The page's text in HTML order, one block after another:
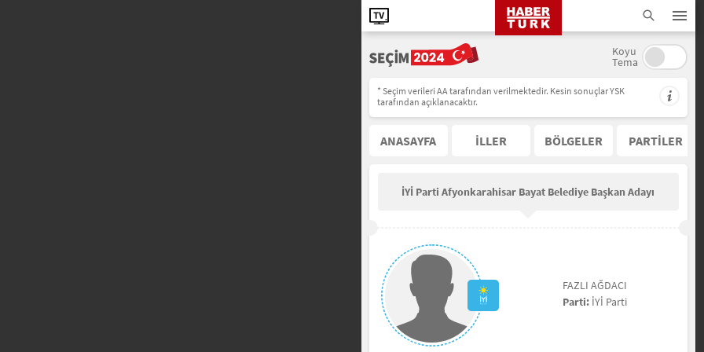
Koyu
Tema
* Seçim verileri AA tarafından verilmektedir. Kesin sonuçlar YSK
tarafından açıklanacaktır.
ANASAYFA İLLER BÖLGELER PARTİLER
İYİ Parti Afyonkarahisar Bayat Belediye Başkan Adayı
FAZLI AĞDACI
Parti: İYİ Parti